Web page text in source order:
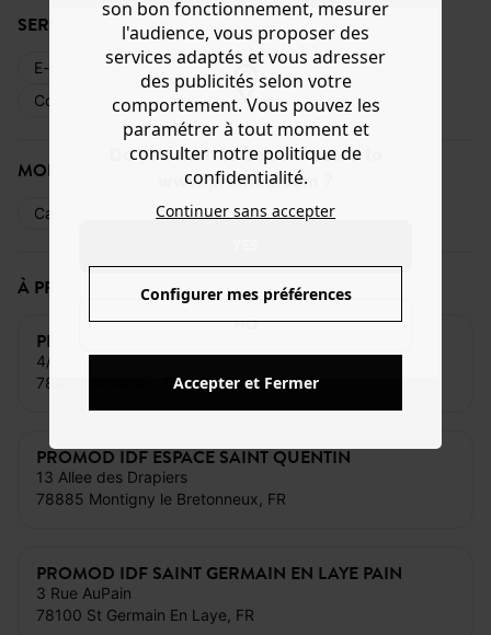
Do you want to be redirected to
www.promod.com ?
NO
SERVICES DISPONIBLES
E-réservation Livraison web
Retours
Commande en magasin
Cartes cadeaux
MODE DE PAIEMENT
Carte bancaire Espèces Cartes cadeaux
À PROXIMITÉ DE CE MAGASIN
PROMOD IDF VERSAILLES FOCH
4/6 Rue du Marechal Foch
78000 Versailles, FR
PROMOD IDF ESPACE SAINT QUENTIN
13 Allee des Drapiers
78885 Montigny le Bretonneux, FR
PROMOD IDF SAINT GERMAIN EN LAYE PAIN
3 Rue AuPain
78100 St Germain En Laye, FR
son bon fonctionnement, mesurer
l'audience, vous proposer des
services adaptés et vous adresser
des publicités selon votre
comportement. Vous pouvez les
paramétrer à tout moment et
consulter notre politique de
confidentialité.
Continuer sans accepter
Configurer mes préférences
Accepter et Fermer